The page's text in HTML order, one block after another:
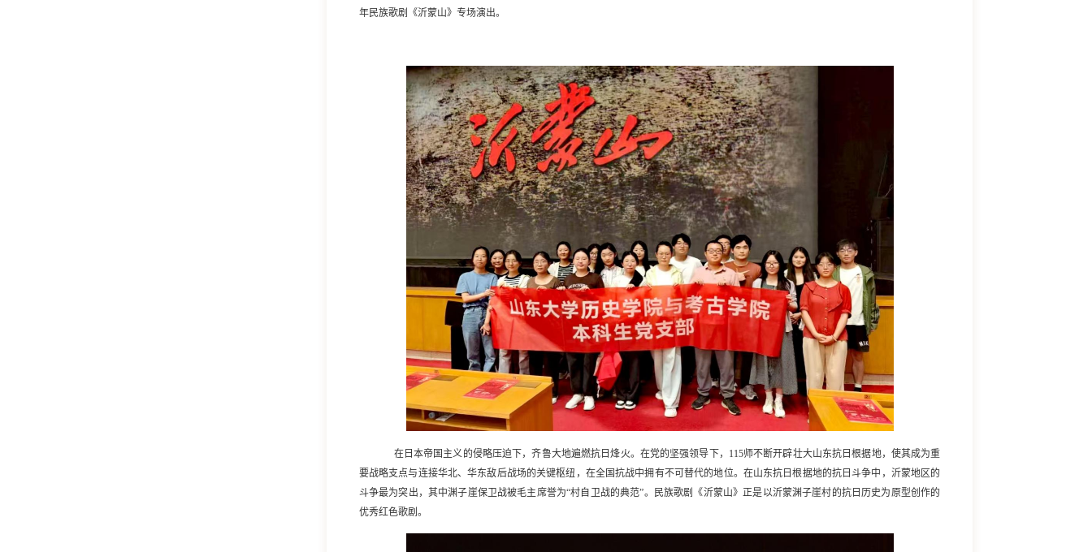
年民族歌剧《沂蒙山》专场演出。
在日本帝国主义的侵略压迫下，齐鲁大地遍燃抗日烽火。在党的坚强领导下， 115师不断开辟壮大山东抗日根据地，使其成为重
要战略支点与连接华北、华东敌后战场的关键枢纽，在全国抗战中拥有不可替代的地位。在山东抗日根据地的抗日斗争中，沂蒙地区的
斗争最为突出，其中渊子崖保卫战被毛主席誉为“村自卫战的典范”。民族歌剧《沂蒙山》正是以沂蒙渊子崖村的抗日历史为原型创作的
优秀红色歌剧。